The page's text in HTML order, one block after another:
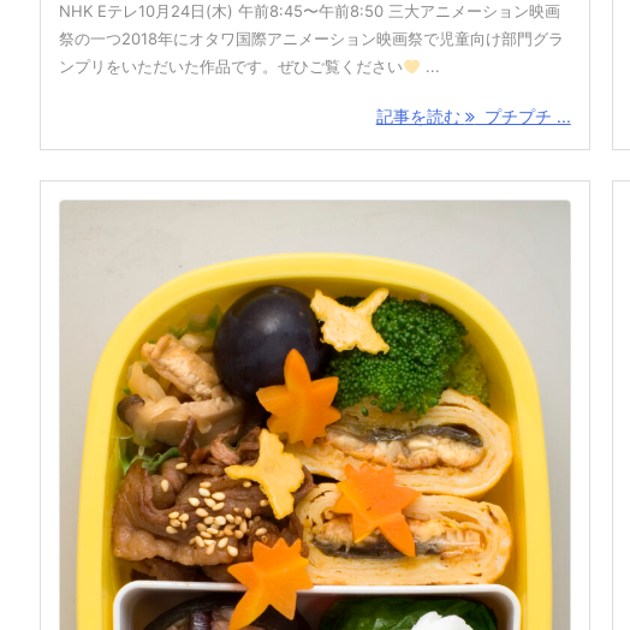
NHK Eテレ10月24日(木) 午前8:45〜午前8:50 三大アニメーション映画
祭の一つ2018年にオタワ国際アニメーション映画祭で児童向け部門グラ
ンプリをいただいた作品です。ぜひご覧ください
...
記事を読む プチプチ ...